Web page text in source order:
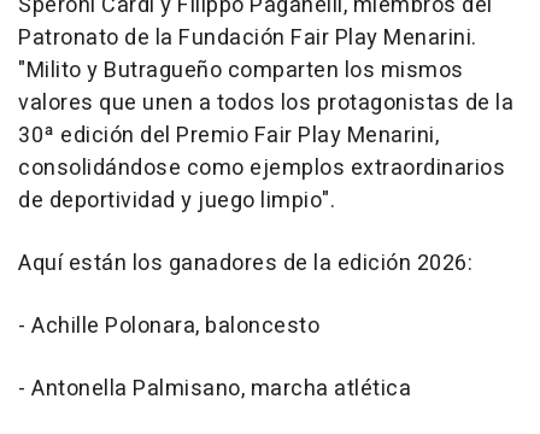
Patronato de la Fundación Fair Play Menarini.
"Milito y Butragueño comparten los mismos
valores que unen a todos los protagonistas de la
30ª edición del Premio Fair Play Menarini,
consolidándose como ejemplos extraordinarios
de deportividad y juego limpio".
Aquí están los ganadores de la edición 2026:
- Achille Polonara, baloncesto
- Antonella Palmisano, marcha atlética